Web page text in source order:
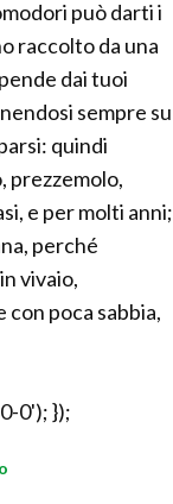
può darti i
raccolto da una
dai tuoi
sempre su
quindi
prezzemolo,
e per molti anni;
perché
vivaio,
poca sabbia,
0'); });